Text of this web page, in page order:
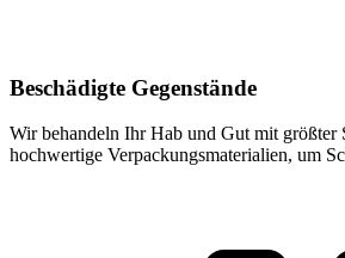
Beschädigte Gegenstände
Wir behandeln Ihr Hab und Gut mit größter
hochwertige Verpackungsmaterialien, um